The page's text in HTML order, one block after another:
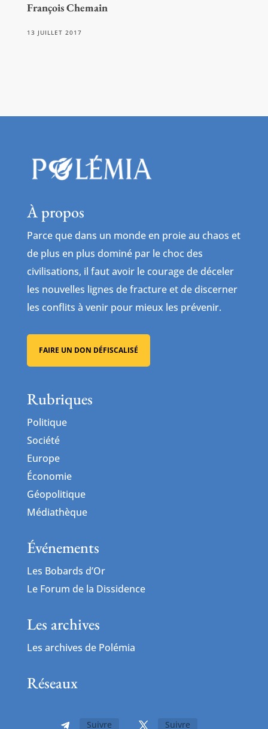
François Chemain
13 JUILLET 2017
À propos
Parce que dans un monde en proie au chaos et
de plus en plus dominé par le choc des
civilisations, il faut avoir le courage de déceler
les nouvelles lignes de fracture et de discerner
les conflits à venir pour mieux les prévenir.
FAIRE UN DON DÉFISCALISÉ
Rubriques
Politique
Société
Europe
Économie
Géopolitique
Médiathèque
Événements
Les Bobards d’Or
Le Forum de la Dissidence
Les archives
Les archives de Polémia
Réseaux
Suivre Suivre